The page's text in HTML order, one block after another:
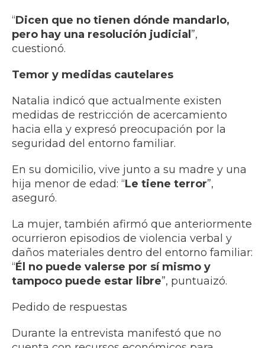
“Dicen que no tienen dónde mandarlo,
pero hay una resolución judicial”,
cuestionó.
Temor y medidas cautelares
Natalia indicó que actualmente existen
medidas de restricción de acercamiento
hacia ella y expresó preocupación por la
seguridad del entorno familiar.
En su domicilio, vive junto a su madre y una
hija menor de edad: “Le tiene terror”,
aseguró.
La mujer, también afirmó que anteriormente
ocurrieron episodios de violencia verbal y
daños materiales dentro del entorno familiar:
“Él no puede valerse por sí mismo y
tampoco puede estar libre”, puntuaizó.
Pedido de respuestas
Durante la entrevista manifestó que no